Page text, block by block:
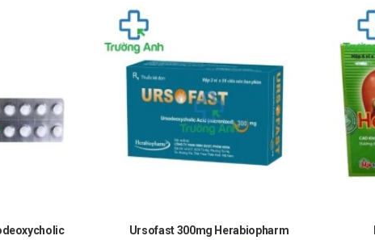
Ursofast 300mg Herabiopharm